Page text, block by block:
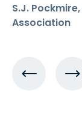
S.J.
Association